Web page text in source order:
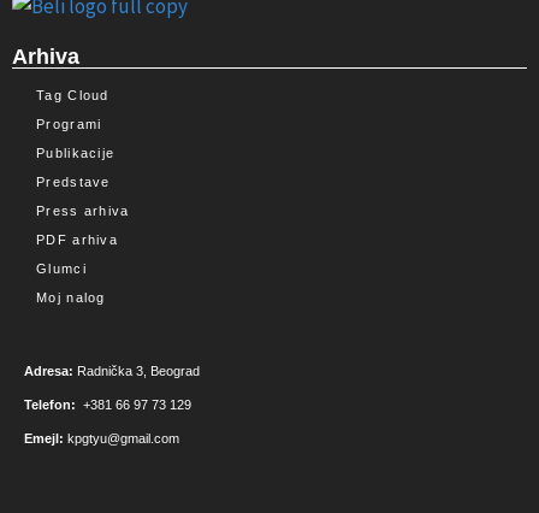
Arhiva
Tag Cloud
Programi
Publikacije
Predstave
Press arhiva
PDF arhiva
Glumci
Moj nalog
Adresa: Radnička 3, Beograd
Telefon: +381 66 97 73 129
Emejl: kpgtyu@gmail.com